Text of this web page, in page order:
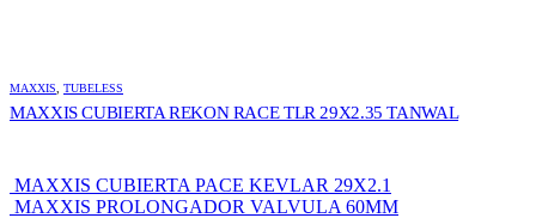
MAXXIS TUBELESS
MAXXIS CUBIERTA REKON RACE TLR 29X2.35 TANWAL
MAXXIS CUBIERTA PACE KEVLAR 29X2.1
MAXXIS PROLONGADOR VALVULA 60MM